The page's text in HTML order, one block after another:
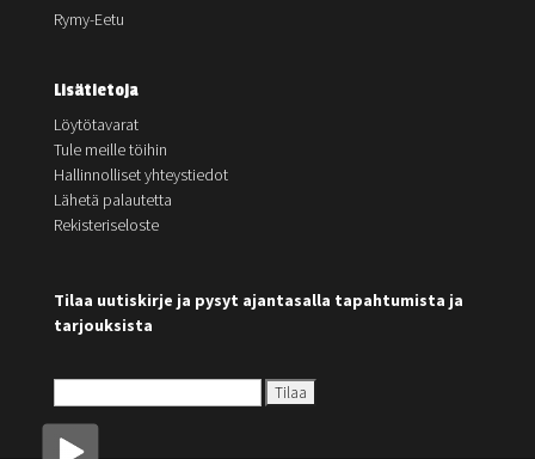
Rymy-Eetu
Lisätietoja
Löytötavarat
Tule meille töihin
Hallinnolliset yhteystiedot
Lähetä palautetta
Rekisteriseloste
Tilaa uutiskirje ja pysyt ajantasalla tapahtumista ja
tarjouksista